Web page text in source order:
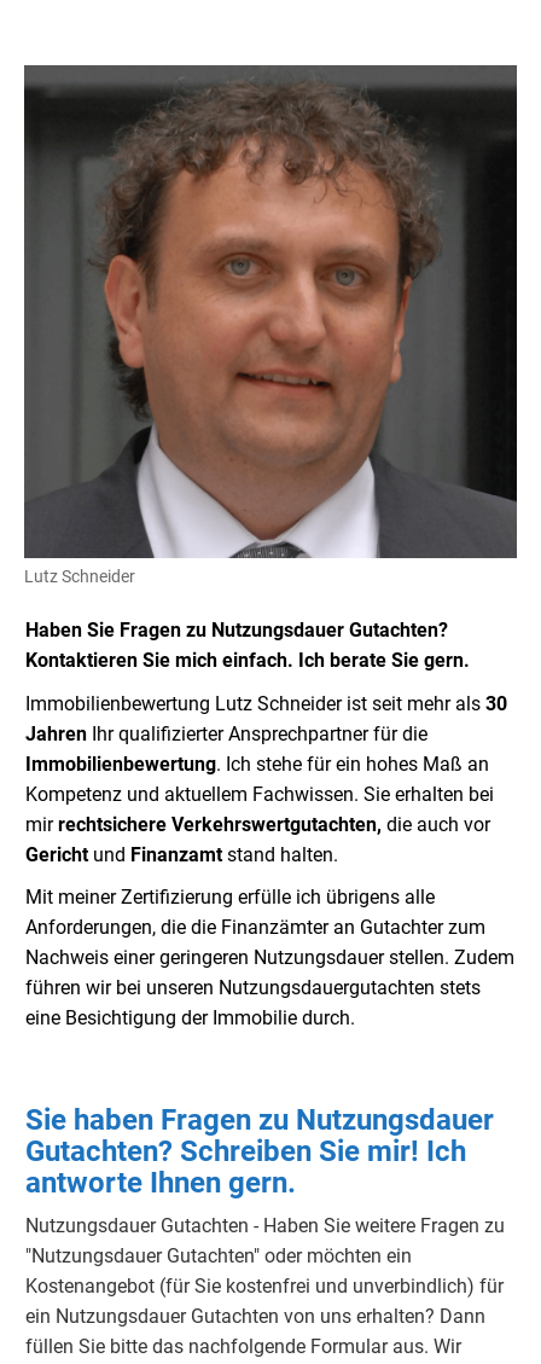
Lutz Schneider
Haben Sie Fragen zu Nutzungsdauer Gutachten?
Kontaktieren Sie mich einfach. Ich berate Sie gern.
Immobilienbewertung Lutz Schneider ist seit mehr als 30
Jahren Ihr qualifizierter Ansprechpartner für die
Immobilienbewertung. Ich stehe für ein hohes Maß an
Kompetenz und aktuellem Fachwissen. Sie erhalten bei
mirrechtsichere Verkehrswertgutachten, die auch vor
Gerichtund Finanzamtstand halten.
Mit meiner Zertifizierung erfülle ich übrigens alle
Anforderungen, die die Finanzämter an Gutachter zum
Nachweis einer geringeren Nutzungsdauer stellen. Zudem
führen wir bei unseren Nutzungsdauergutachten stets
eine Besichtigung der Immobilie durch.
Sie haben Fragen zu Nutzungsdauer
Gutachten? Schreiben Sie mir! Ich
antworte Ihnen gern.
Nutzungsdauer Gutachten - Haben Sie weitere Fragen zu
"Nutzungsdauer Gutachten" oder möchten ein
Kostenangebot (für Sie kostenfrei und unverbindlich) für
ein Nutzungsdauer Gutachten von uns erhalten? Dann
füllen Sie bitte das nachfolgende Formular aus. Wir